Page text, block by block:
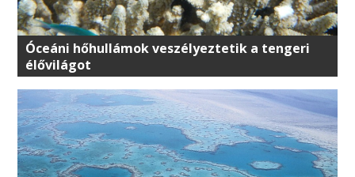
Óceáni hőhullámok veszélyeztetik a tengeri
élővilágot